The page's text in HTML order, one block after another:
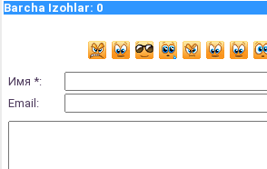
Barcha Izohlar: 0
Имя *:
Email: